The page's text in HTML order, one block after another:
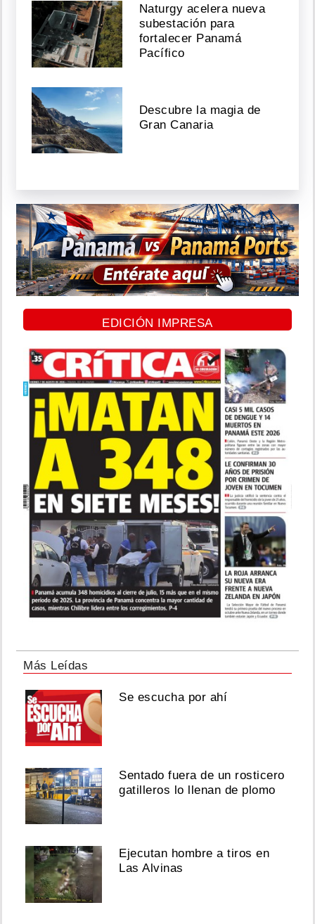
Naturgy acelera nueva
subestación para
fortalecer Panamá
Pacífico
Descubre la magia de
Gran Canaria
EDICIÓN IMPRESA
Más Leídas
Se escucha por ahí
Sentado fuera de un rosticero
gatilleros lo llenan de plomo
Ejecutan hombre a tiros en
Las Alvinas